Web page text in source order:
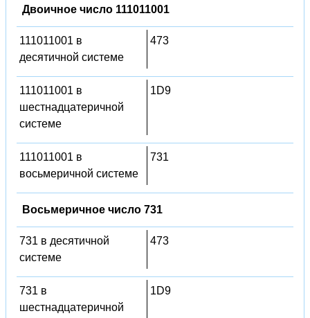
Двоичное число 111011001
111011001 в
десятичной системе
473
111011001 в
шестнадцатеричной
системе
1D9
111011001 в
восьмеричной системе
731
Восьмеричное число 731
731 в десятичной
системе
473
731 в
шестнадцатеричной
1D9